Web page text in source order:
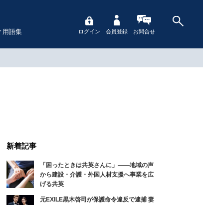
用語集 ログイン 会員登録 お問合せ
新着記事
「困ったときは共英さんに」――地域の声
から建設・介護・外国人材支援へ事業を広
げる共英
元EXILE黒木啓司が保護命令違反で逮捕 妻